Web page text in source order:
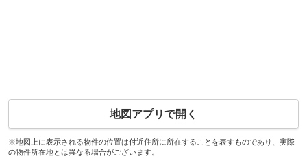
地図アプリで開く
※地図上に表示される物件の位置は付近住所に所在することを表すものであり、実際
の物件所在地とは異なる場合がございます。